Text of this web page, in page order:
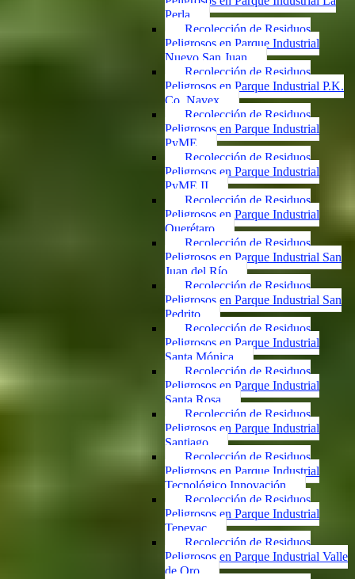
Perla
Recolección de Residuos
Peligrosos en Parque Industrial
Nuevo San Juan
Recolección de Residuos
Peligrosos en Parque Industrial P.K.
Co. Navex
Recolección de Residuos
Peligrosos en Parque Industrial
PyME
Recolección de Residuos
Peligrosos en Parque Industrial
PyME II
Recolección de Residuos
Peligrosos en Parque Industrial
Querétaro
Recolección de Residuos
Peligrosos en Parque Industrial San
Juan del Río
Recolección de Residuos
Peligrosos en Parque Industrial San
Pedrito
Recolección de Residuos
Peligrosos en Parque Industrial
Santa Mónica
Recolección de Residuos
Peligrosos en Parque Industrial
Santa Rosa
Recolección de Residuos
Peligrosos en Parque Industrial
Santiago
Recolección de Residuos
Peligrosos en Parque Industrial
Tecnológico Innovación
Recolección de Residuos
Peligrosos en Parque Industrial
Tepeyac
Recolección de Residuos
Peligrosos en Parque Industrial Valle
de Oro